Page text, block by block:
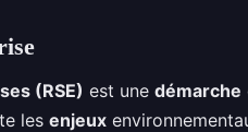
(RSE) est une démarche
les enjeux